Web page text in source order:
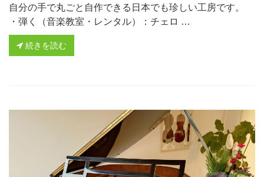
自分の手で丸ごと自作できる日本でも珍しい工房です。
・弾く（音楽教室・レンタル）：チェロ …
続きを読む